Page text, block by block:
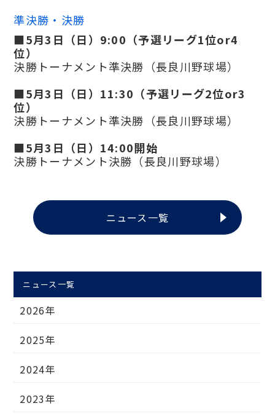
準決勝・決勝
■5月3日（日）9:00（予選リーグ1位or4
位）
決勝トーナメント準決勝 （長良川野球場）
■5月3日（日）11:30（予選リーグ2位or3
位）
決勝トーナメント準決勝 （長良川野球場）
■5月3日（日）14:00開始
決勝トーナメント決勝 （長良川野球場）
ニュース一覧
ニュース一覧
2026年
2025年
2024年
2023年